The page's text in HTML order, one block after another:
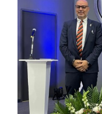
Image